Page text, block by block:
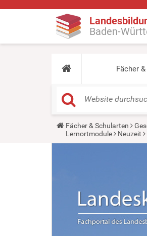
Baden-
Fächer
Y
u
Fächer & Schularten
Lernortmodule
Neuzeit